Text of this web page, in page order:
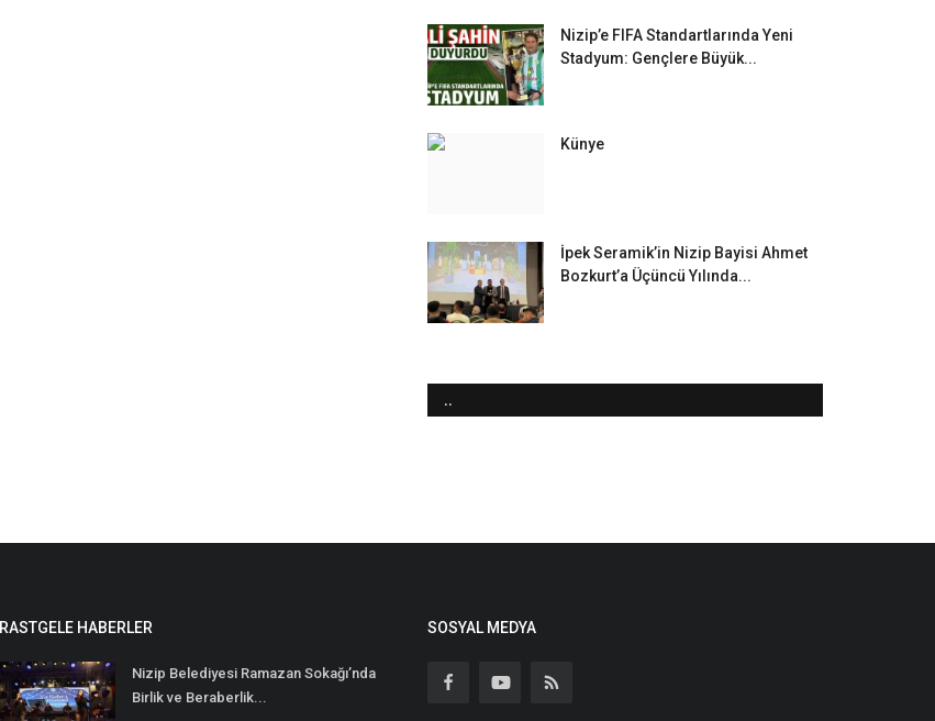
Nizip’e FIFA Standartlarında Yeni
Stadyum: Gençlere Büyük...
Künye
İpek Seramik’in Nizip Bayisi Ahmet
Bozkurt’a Üçüncü Yılında...
..
RASTGELE HABERLER
Nizip Belediyesi Ramazan Sokağı’nda
Birlik ve Beraberlik...
SOSYAL MEDYA